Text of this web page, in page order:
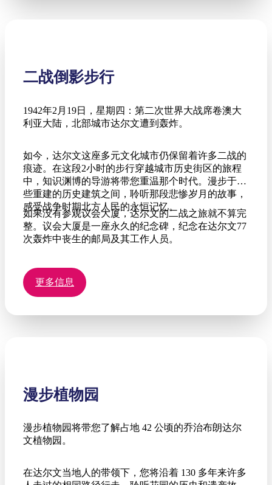
二战倒影步行
1942年2月19日，星期四：第二次世界大战席卷澳大
利亚大陆，北部城市达尔文遭到轰炸。
如今，达尔文这座多元文化城市仍保留着许多二战的
痕迹。在这段2小时的步行穿越城市历史街区的旅程
中，知识渊博的导游将带您重温那个时代。漫步于那
些重建的历史建筑之间，聆听那段悲惨岁月的故事，
感受战争时期北方人民的永恒记忆。
如果没有参观议会大厦，达尔文的二战之旅就不算完
整。议会大厦是一座永久的纪念碑，纪念在达尔文77
次轰炸中丧生的邮局及其工作人员。
更多信息
漫步植物园
漫步植物园将带您了解占地 42 公顷的乔治布朗达尔
文植物园。
在达尔文当地人的带领下，您将沿着 130 多年来许多